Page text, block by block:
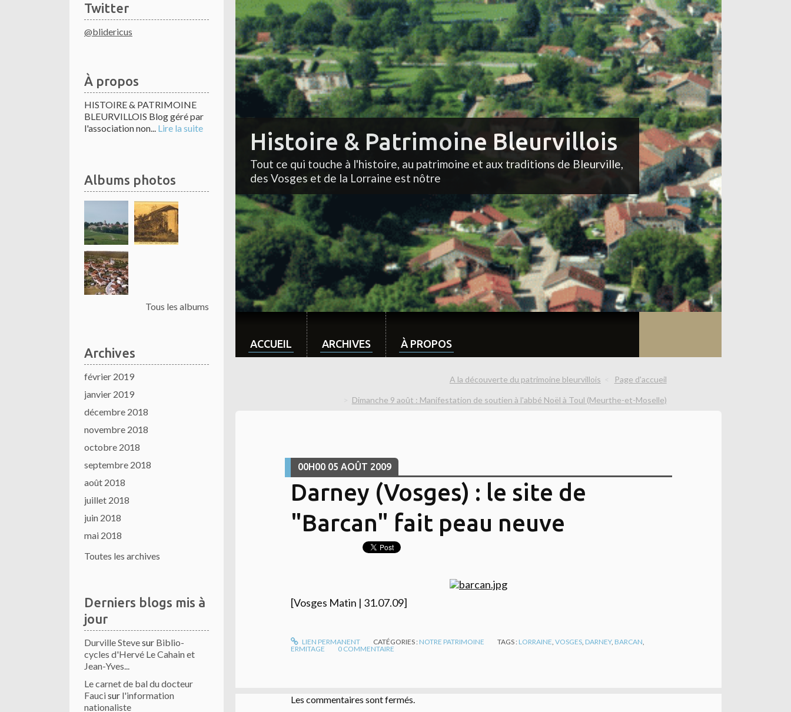
Twitter
@blidericus
À propos
HISTOIRE & PATRIMOINE
BLEURVILLOIS Blog géré par
l'association non... Lire la suite
Albums photos
Tous les albums
Archives
février 2019
janvier 2019
décembre 2018
novembre 2018
octobre 2018
septembre 2018
août 2018
juillet 2018
juin 2018
mai 2018
Toutes les archives
Derniers blogs mis à
jour
Durville Stevesur Biblio-
cycles d'Hervé Le Cahain et
Jean-Yves...
Le carnet de bal du docteur
Faucisur l'information
nationaliste
Histoire & Patrimoine Bleurvillois
Tout ce qui touche à l'histoire, au patrimoine et aux traditions de Bleurville,
des Vosges et de la Lorraine est nôtre
ACCUEIL ARCHIVES À PROPOS
A la découverte du patrimoine bleurvillois Page d'accueil
Dimanche 9 août : Manifestation de soutien à l'abbé Noël à Toul (Meurthe-et-Moselle)
00H00 05 AOÛT 2009
Darney (Vosges) : le site de
"Barcan" fait peau neuve
[Vosges Matin | 31.07.09]
LIEN PERMANENT CATÉGORIES : NOTRE PATRIMOINE TAGS : LORRAINE ,VOSGES DARNEY, BARCAN
ERMITAGE
0 COMMENTAIRE
Les commentaires sont fermés.